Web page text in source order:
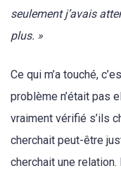
seulement j’avais
plus. »
Ce qui m’a touché,
problème n’était pas
vraiment vérifié s’ils
cherchait peut-être
cherchait une